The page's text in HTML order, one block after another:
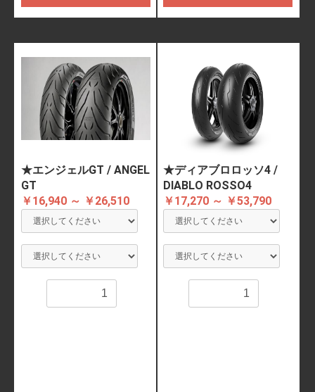
★エンジェルGT / ANGEL
GT
￥16,940 ～ ￥26,510
★ディアブロロッソ4 /
DIABLO ROSSO4
￥17,270 ～ ￥53,790